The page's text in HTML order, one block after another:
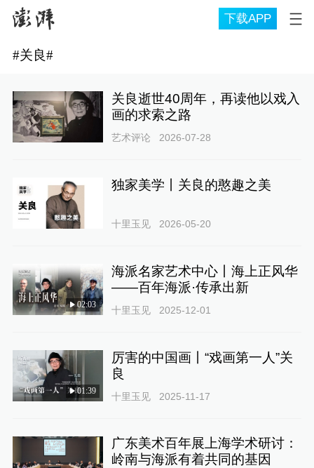
下载APP
#关良#
关良逝世40周年，再读他以戏入
画的求索之路
艺术评论 2026-07-28
独家美学丨关良的憨趣之美
十里玉见 2026-05-20
02:03
海派名家艺术中心丨海上正风华
——百年海派·传承出新
十里玉见 2025-12-01
01:39
厉害的中国画丨“戏画第一人”关
良
十里玉见 2025-11-17
广东美术百年展上海学术研讨：
岭南与海派有着共同的基因